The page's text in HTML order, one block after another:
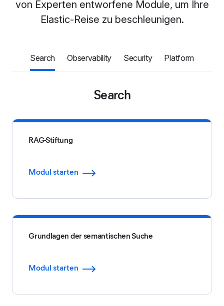
von Experten entworfene Module, um Ihre
Elastic-Reise zu beschleunigen.
Search Observability Security Platform
Search
RAG-Stiftung
Modul starten
Grundlagen der semantischen Suche
Modul starten